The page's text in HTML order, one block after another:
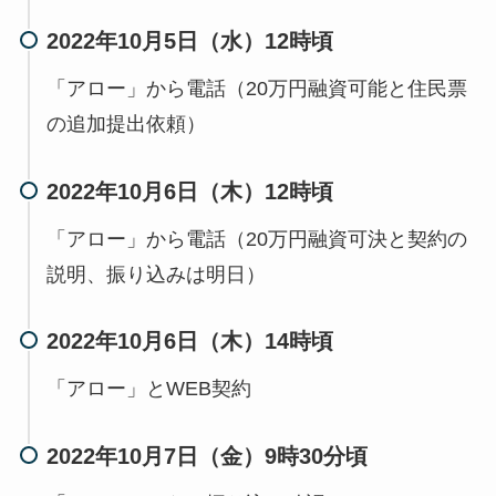
2022年10月5日（水）12時頃
「アロー」から電話（20万円融資可能と住民票
の追加提出依頼）
2022年10月6日（木）12時頃
「アロー」から電話（20万円融資可決と契約の
説明、振り込みは明日）
2022年10月6日（木）14時頃
「アロー」とWEB契約
2022年10月7日（金）9時30分頃